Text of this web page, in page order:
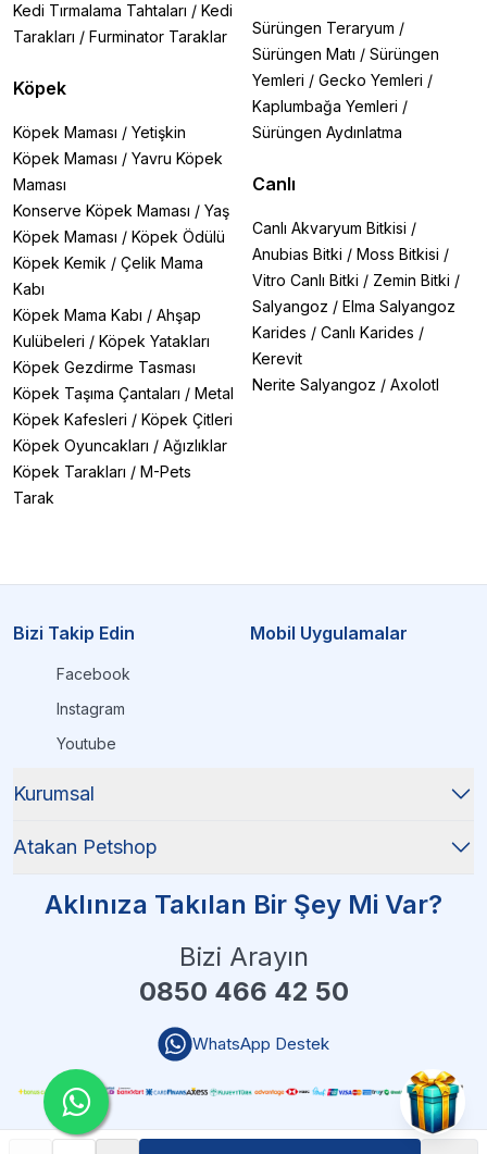
Kedi Tırmalama Tahtaları / Kedi
Tarakları / Furminator Taraklar
Köpek
Köpek Maması / Yetişkin
Köpek Maması / Yavru Köpek
Maması
Konserve Köpek Maması / Yaş
Köpek Maması / Köpek Ödülü
Köpek Kemik / Çelik Mama
Kabı
Köpek Mama Kabı / Ahşap
Kulübeleri / Köpek Yatakları
Köpek Gezdirme Tasması
Köpek Taşıma Çantaları / Metal
Köpek Kafesleri / Köpek Çitleri
Köpek Oyuncakları / Ağızlıklar
Köpek Tarakları / M-Pets
Tarak
Sürüngen Teraryum /
Sürüngen Matı / Sürüngen
Yemleri / Gecko Yemleri /
Kaplumbağa Yemleri /
Sürüngen Aydınlatma
Canlı
Canlı Akvaryum Bitkisi /
Anubias Bitki / Moss Bitkisi /
Vitro Canlı Bitki / Zemin Bitki /
Salyangoz / Elma Salyangoz
Karides / Canlı Karides /
Kerevit
Nerite Salyangoz / Axolotl
Bizi Takip Edin
Facebook
Instagram
Youtube
Mobil Uygulamalar
Kurumsal
Atakan Petshop
Aklınıza Takılan Bir Şey Mi Var?
Bizi Arayın
0850 466 42 50
WhatsApp Destek